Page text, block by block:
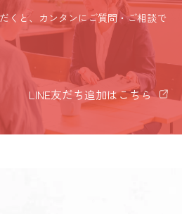
くと、カンタンにご質問・ご相談で
LINE友だち追加はこちら